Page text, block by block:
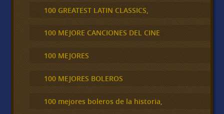
100 GREATEST LATIN CLASSICS,
100 MEJORE CANCIONES DEL CINE
100 MEJORES
100 MEJORES BOLEROS
100 mejores boleros de la historia,